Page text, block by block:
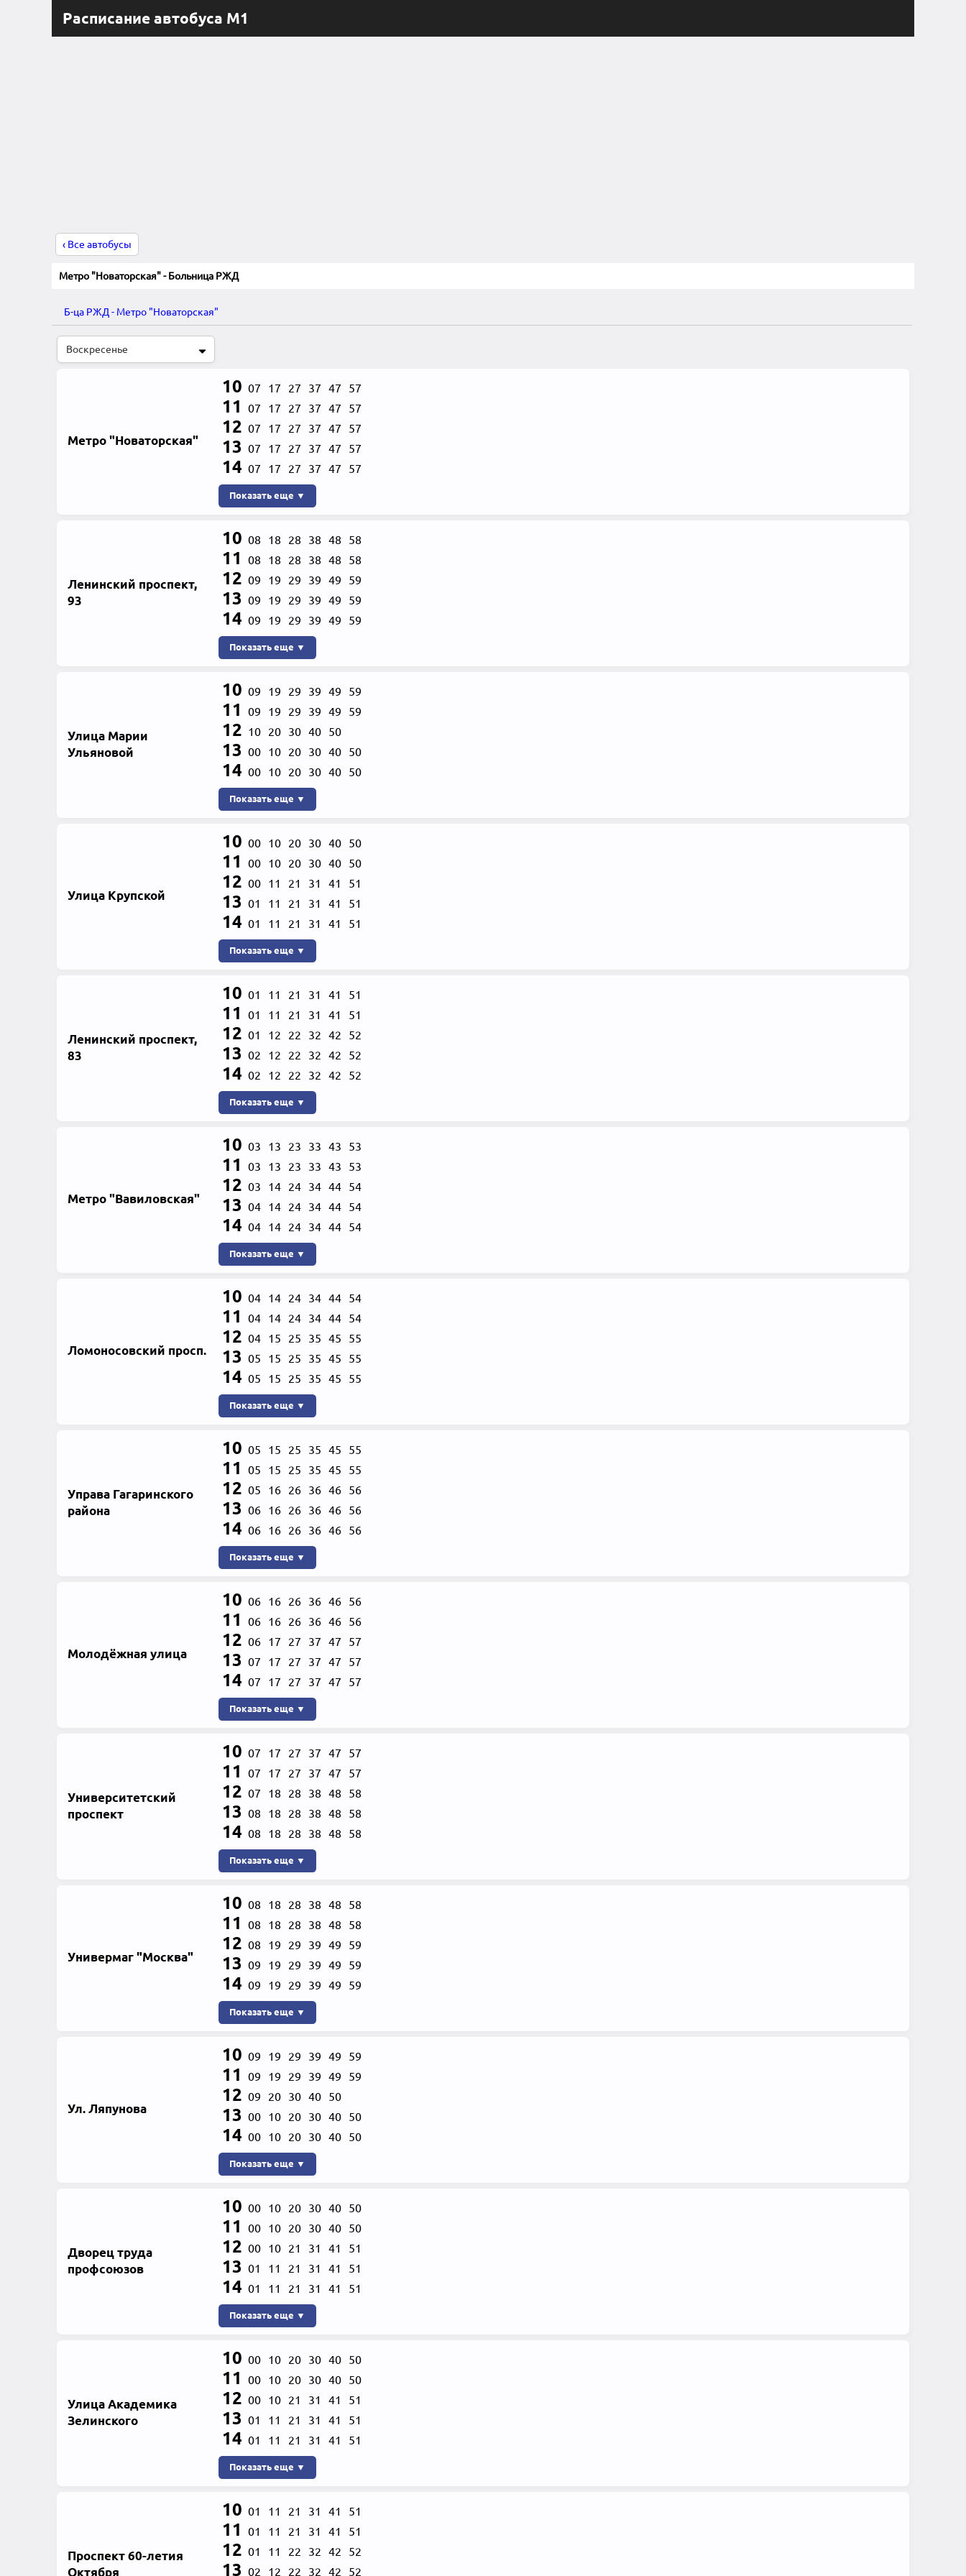
Расписание автобуса М1
‹ Все автобусы
Метро "Новаторская" - Больница РЖД
Б-ца РЖД - Метро "Новаторская"
Метро "Новаторская"
10 07 17 27 37 47 57
11 07 17 27 37 47 57
12 07 17 27 37 47 57
13 07 17 27 37 47 57
14 07 17 27 37 47 57
Показать еще ▼
Ленинский проспект,
93
10 08 18 28 38 48 58
11 08 18 28 38 48 58
12 09 19 29 39 49 59
13 09 19 29 39 49 59
14 09 19 29 39 49 59
Показать еще ▼
Улица Марии
Ульяновой
10 09 19 29 39 49 59
11 09 19 29 39 49 59
12 10 20 30 40 50
13 00 10 20 30 40 50
14 00 10 20 30 40 50
Показать еще ▼
Улица Крупской
10 00 10 20 30 40 50
11 00 10 20 30 40 50
12 00 11 21 31 41 51
13 01 11 21 31 41 51
14 01 11 21 31 41 51
Показать еще ▼
Ленинский проспект,
83
10 01 11 21 31 41 51
11 01 11 21 31 41 51
12 01 12 22 32 42 52
13 02 12 22 32 42 52
14 02 12 22 32 42 52
Показать еще ▼
Метро "Вавиловская"
10 03 13 23 33 43 53
11 03 13 23 33 43 53
12 03 14 24 34 44 54
13 04 14 24 34 44 54
14 04 14 24 34 44 54
Показать еще ▼
Ломоносовский просп.
10 04 14 24 34 44 54
11 04 14 24 34 44 54
12 04 15 25 35 45 55
13 05 15 25 35 45 55
14 05 15 25 35 45 55
Показать еще ▼
Управа Гагаринского
района
10 05 15 25 35 45 55
11 05 15 25 35 45 55
12 05 16 26 36 46 56
13 06 16 26 36 46 56
14 06 16 26 36 46 56
Показать еще ▼
Молодёжная улица
10 06 16 26 36 46 56
11 06 16 26 36 46 56
12 06 17 27 37 47 57
13 07 17 27 37 47 57
14 07 17 27 37 47 57
Показать еще ▼
Университетский
проспект
10 07 17 27 37 47 57
11 07 17 27 37 47 57
12 07 18 28 38 48 58
13 08 18 28 38 48 58
14 08 18 28 38 48 58
Показать еще ▼
Универмаг "Москва"
10 08 18 28 38 48 58
11 08 18 28 38 48 58
12 08 19 29 39 49 59
13 09 19 29 39 49 59
14 09 19 29 39 49 59
Показать еще ▼
Ул. Ляпунова
10 09 19 29 39 49 59
11 09 19 29 39 49 59
12 09 20 30 40 50
13 00 10 20 30 40 50
14 00 10 20 30 40 50
Показать еще ▼
Дворец труда
профсоюзов
10 00 10 20 30 40 50
11 00 10 20 30 40 50
12 00 10 21 31 41 51
13 01 11 21 31 41 51
14 01 11 21 31 41 51
Показать еще ▼
Улица Академика
Зелинского
10 00 10 20 30 40 50
11 00 10 20 30 40 50
12 00 10 21 31 41 51
13 01 11 21 31 41 51
14 01 11 21 31 41 51
Показать еще ▼
Проспект 60-летия
Октября
10 01 11 21 31 41 51
11 01 11 21 31 41 51
12 01 11 22 32 42 52
13 02 12 22 32 42 52